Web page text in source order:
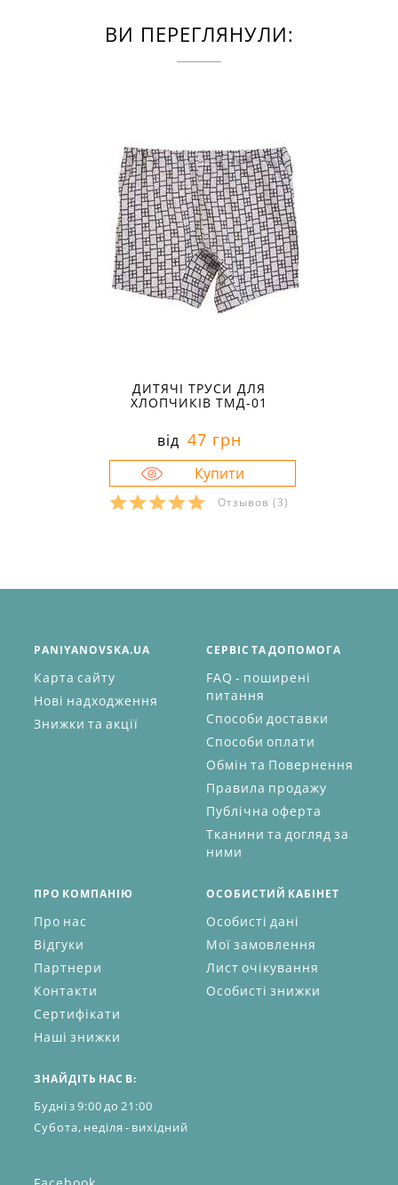
ВИ ПЕРЕГЛЯНУЛИ:
ДИТЯЧІ ТРУСИ ДЛЯ
ХЛОПЧИКІВ ТМД-01
від 47 грн
Отзывов (3)
PANIYANOVSKA.UA
Карта сайту
Нові надходження
Знижки та акції
СЕРВІС ТА ДОПОМОГА
FAQ - поширені
питання
Способи доставки
Способи оплати
Обмін та Повернення
Правила продажу
Публічна оферта
Тканини та догляд за
ними
ПРО КОМПАНІЮ
Про нас
Відгуки
Партнери
Контакти
Сертифікати
Наші знижки
ОСОБИСТИЙ КАБІНЕТ
Особисті дані
Мої замовлення
Лист очікування
Особисті знижки
ЗНАЙДІТЬ НАС В:
Будні з 9:00 до 21:00
Субота, неділя - вихідний